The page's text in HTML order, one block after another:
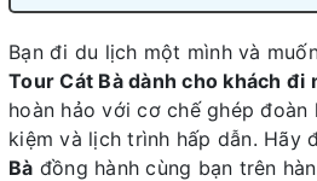
Bạn đi du lịch một mình và
Tour Cát Bà dành cho khách đi
hoàn hảo với cơ chế ghép
kiệm và lịch trình hấp dẫn. Hãy
Bà đồng hành cùng bạn trên